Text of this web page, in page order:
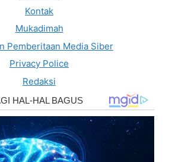
Kontak
Mukadimah
Pemberitaan Media Siber
Privacy Police
Redaksi